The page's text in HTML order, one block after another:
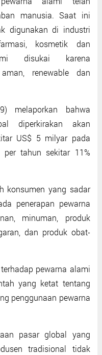
manusia. Saat ini
digunakan di industri
kosmetik dan
disukai karena
renewable dan
melaporkan bahwa
diperkirakan akan
US$ 5 milyar pada
tahun sekitar 11%
konsumen yang sadar
penerapan pewarna
minuman, produk
dan produk obat-
pewarna alami
yang ketat tentang
penggunaan pewarna
pasar global yang
tradisional tidak